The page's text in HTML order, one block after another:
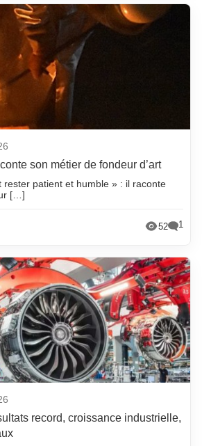
son métier de fondeur d’art
rester patient et humble » : il raconte
[…]
52 1
record, croissance industrielle,